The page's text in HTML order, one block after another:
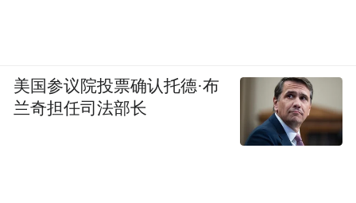
美国参议院投票确认托德·布
兰奇担任司法部长